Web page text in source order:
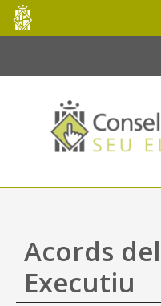
Salta al contingut principal
Consell
de
Mallorca
Acords
Executiu